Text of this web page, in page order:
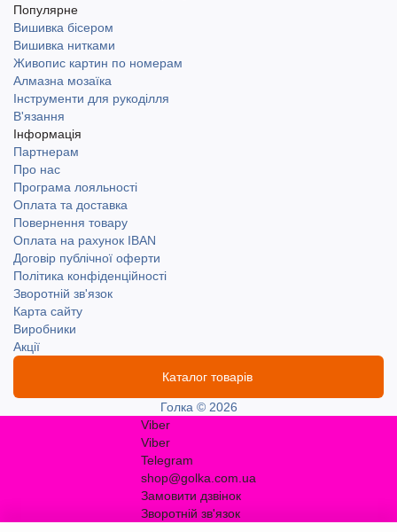
Популярне
Вишивка бісером
Вишивка нитками
Живопис картин по номерам
Алмазна мозаїка
Інструменти для рукоділля
В'язання
Інформація
Партнерам
Про нас
Програма лояльності
Оплата та доставка
Повернення товару
Оплата на рахунок IBAN
Договір публічної оферти
Політика конфіденційності
Зворотній зв'язок
Карта сайту
Виробники
Акції
Каталог товарів
Голка © 2026
Viber
Viber
Telegram
shop@golka.com.ua
Замовити дзвінок
Зворотній зв'язок